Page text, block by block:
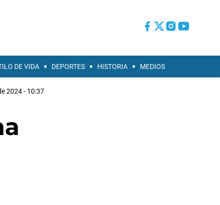
DE VIDA DEPORTES HISTORIA MEDIOS
2024 - 10:37